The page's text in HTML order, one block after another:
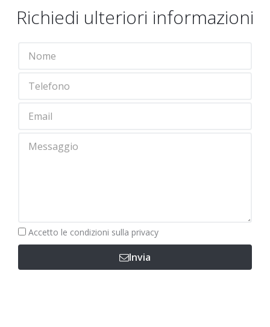
Richiedi ulteriori informazioni
Obbligatorio
Accetto le condizioni sulla privacy
Invia